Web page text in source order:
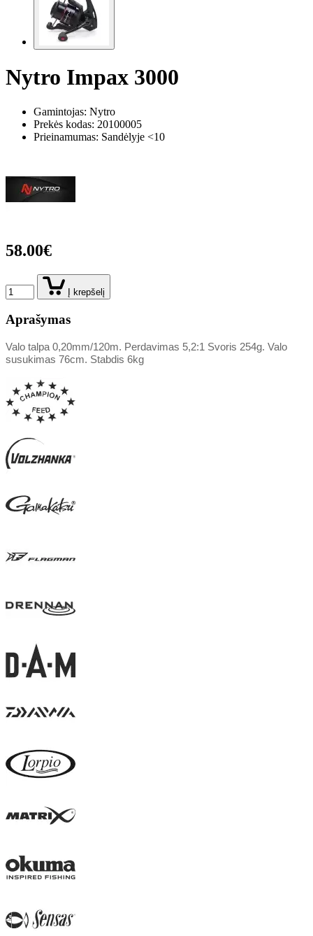
Nytro Impax 3000
Gamintojas: Nytro
Prekės kodas: 20100005
Prieinamumas: Sandėlyje <10
58.00€
Į krepšelį
Aprašymas
Valo talpa 0,20mm/120m. Perdavimas 5,2:1 Svoris 254g. Valo
susukimas 76cm. Stabdis 6kg